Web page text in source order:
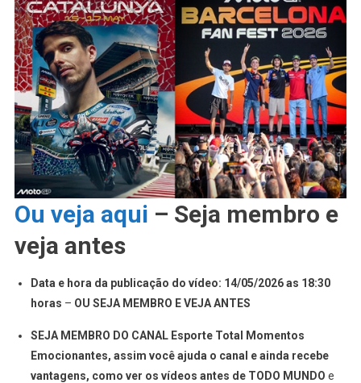
Ou veja aqui – Seja membro e
veja antes
Data e hora da publicação do vídeo: 14/05/2026 as 18:30
horas – OU SEJA MEMBRO E VEJA ANTES
SEJA MEMBRO DO CANAL Esporte Total Momentos
Emocionantes, assim você ajuda o canal e ainda recebe
vantagens, como ver os vídeos antes de TODO MUNDO e